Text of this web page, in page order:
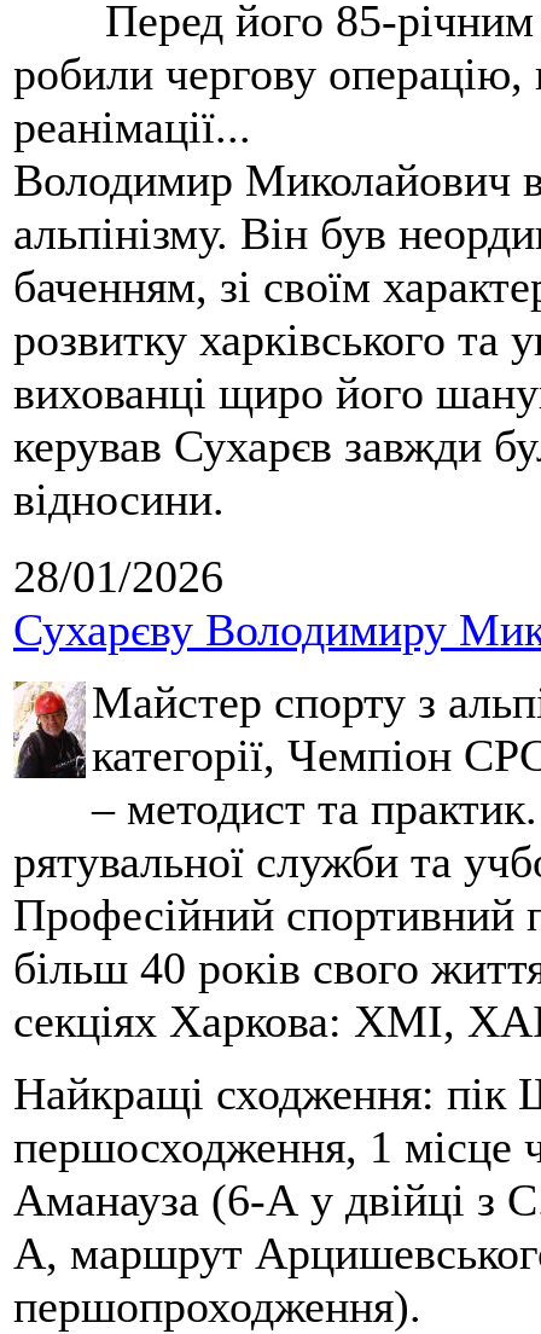
Перед його 85-
робили чергову операцію,
реанімації...
Володимир Миколайович
альпінізму. Він був
баченням, зі своїм
розвитку харківського та
вихованці щиро його
керував Сухарєв завжди
відносини.
28/01/2026
Сухарєву Володимиру
Майстер спорту з
категорії, Чемпіон
– методист та
рятувальної служби та
Професійний спортивний
більш 40 років свого
секціях Харкова: ХМІ,
Найкращі сходження: пік
першосходження, 1 місце
Аманауза (6-А у двійці з
А, маршрут
першопроходження).